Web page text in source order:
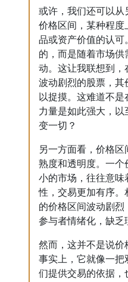
或许，我们还可以从
价格区间，某种程度
品或资产价值的认可
的，而是随着市场供
动。这让我联想到，
波动剧烈的股票，其
以捉摸。这难道不
力量是如此强大，以
变一切？
另一方面看，价格
熟度和透明度。一个
小的市场，往往意味
性，交易更加有序。
的价格区间波动剧烈
参与者情绪化，缺乏
然而，这并不是说价
事实上，它就像一把
们提供交易的依据，